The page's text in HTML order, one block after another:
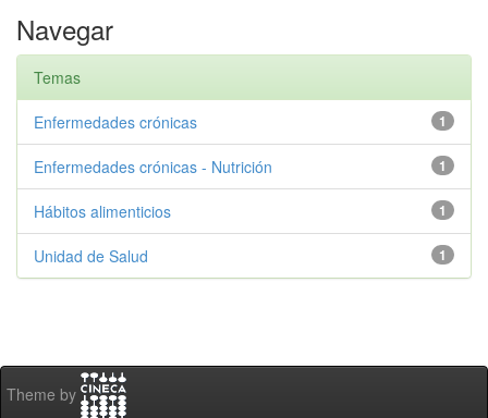
Navegar
Temas
1
Enfermedades crónicas
1
Enfermedades crónicas - Nutrición
1
Hábitos alimenticios
1
Unidad de Salud
Theme by